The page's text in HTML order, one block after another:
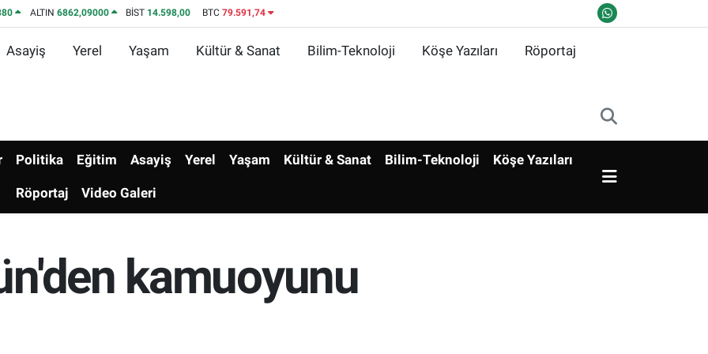
ALTIN 6862,09000 BİST 14.598,00 BTC 79.591,74
Asayiş Yerel Yaşam Kültür & Sanat Bilim-Teknoloji Köşe Yazıları Röportaj
Politika Eğitim Asayiş Yerel Yaşam Kültür & Sanat Bilim-Teknoloji Köşe Yazıları
Röportaj Video Galeri
kamuoyunu